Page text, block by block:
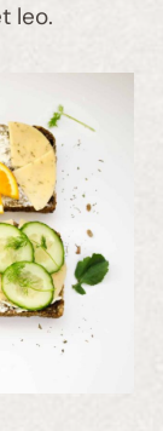
leo.